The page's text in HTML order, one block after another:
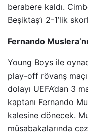
berabere kaldı.
Beşiktaş’ı 2-1’lik
Fernando
Young Boys ile
play-off rövanş
dolayı UEFA’dan 3
kaptanı Fernando
kalesine dönecek.
müsabakalarında